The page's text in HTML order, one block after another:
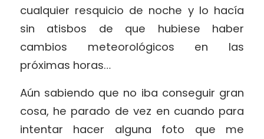
cualquier resquicio de noche y lo hacía
sin atisbos de que hubiese haber
cambios meteorológicos en las
próximas horas…
Aún sabiendo que no iba conseguir gran
cosa, he parado de vez en cuando para
intentar hacer alguna foto que me